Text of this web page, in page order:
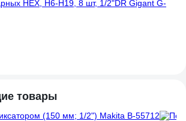
HEX, H6-H19, 8 шт, 1/2"DR Gigant G-
товары